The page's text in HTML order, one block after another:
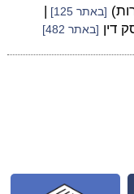
[באתר 125]
|
דין [באתר 482]